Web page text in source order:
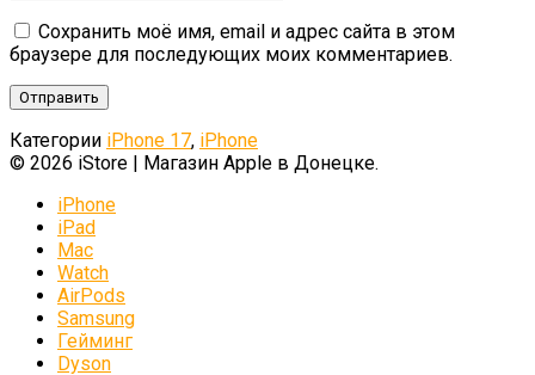
Сохранить моё имя, email и адрес сайта в этом
браузере для последующих моих комментариев.
Категории iPhone 17, iPhone
© 2026 iStore | Магазин Apple в Донецке.
iPhone
iPad
Mac
Watch
AirPods
Samsung
Гейминг
Dyson